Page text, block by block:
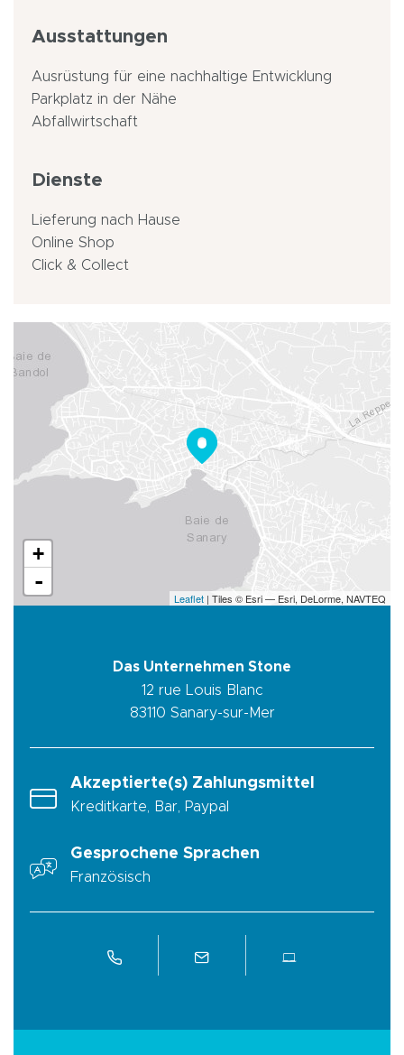
Ausstattungen
Ausrüstung für eine nachhaltige Entwicklung
Parkplatz in der Nähe
Abfallwirtschaft
Dienste
Lieferung nach Hause
Online Shop
Click & Collect
+
-
Leaflet | Tiles © Esri — Esri, DeLorme, NAVTEQ
Das Unternehmen Stone
12 rue Louis Blanc
83110 Sanary-sur-Mer
Akzeptierte(s) Zahlungsmittel
Kreditkarte, Bar, Paypal
Gesprochene Sprachen
Französisch